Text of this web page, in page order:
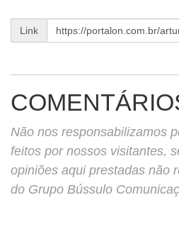
Link
Não nos responsabilizamos
feitos por nossos visitantes,
opiniões aqui prestadas não
do Grupo Bússulo